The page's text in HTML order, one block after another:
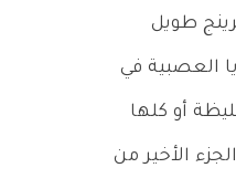
طويل
العصبية في
أو كلها
الأخير من